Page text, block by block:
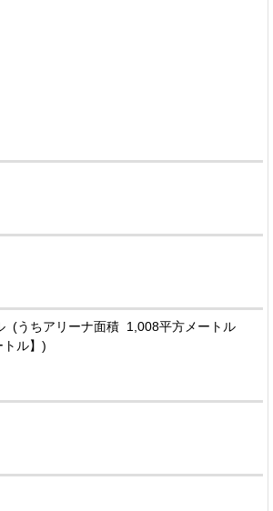
(うちアリーナ面積 1,008平方メートル
トル】)